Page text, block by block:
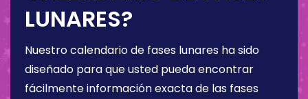
LUNARES?
Nuestro calendario de fases lunares ha sido
diseñado para que usted pueda encontrar
fácilmente información exacta de las fases